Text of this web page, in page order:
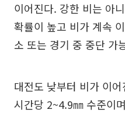
이어진다. 강한 비는 아
확률이 높고 비가 계속
소 또는 경기 중 중단 가
대전도 낮부터 비가 이
시간당 2~4.9㎜ 수준이